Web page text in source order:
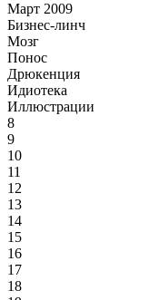
Март 2009
Бизнес-линч
Мозг
Понос
Дрюкенция
Идиотека
Иллюстрации
8
9
10
11
12
13
14
15
16
17
18